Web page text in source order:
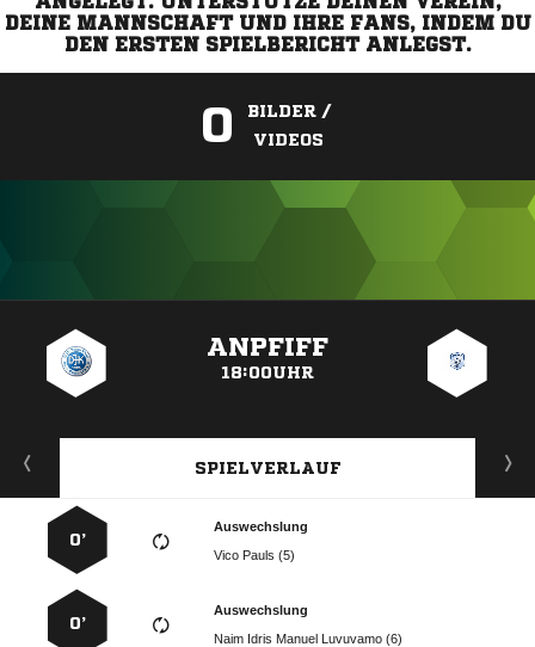
DEINE MANNSCHAFT UND IHRE FANS, INDEM DU
DEN ERSTEN SPIELBERICHT ANLEGST.
0
BILDER /
VIDEOS
ANPFIFF
18:00UHR
SPIELVERLAUF
Auswechslung
  
0’
Auswechslung
    
0’